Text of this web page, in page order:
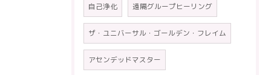
自己浄化 遠隔グループヒーリング
ザ・ユニバーサル・ゴールデン・フレイム
アセンデッドマスター